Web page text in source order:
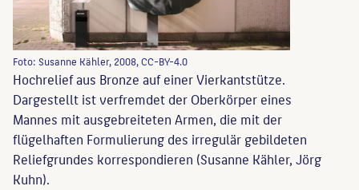
Foto: Susanne Kähler, 2008, CC-BY-4.0
Hochrelief aus Bronze auf einer Vierkantstütze.
Dargestellt ist verfremdet der Oberkörper eines
Mannes mit ausgebreiteten Armen, die mit der
flügelhaften Formulierung des irregulär gebildeten
Reliefgrundes korrespondieren (Susanne Kähler, Jörg
Kuhn).